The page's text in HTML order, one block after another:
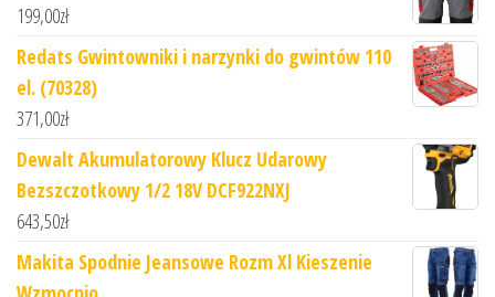
199,00zł
Redats Gwintowniki i narzynki do gwintów 110
el. (70328)
371,00zł
Dewalt Akumulatorowy Klucz Udarowy
Bezszczotkowy 1/2 18V DCF922NXJ
643,50zł
Makita Spodnie Jeansowe Rozm Xl Kieszenie